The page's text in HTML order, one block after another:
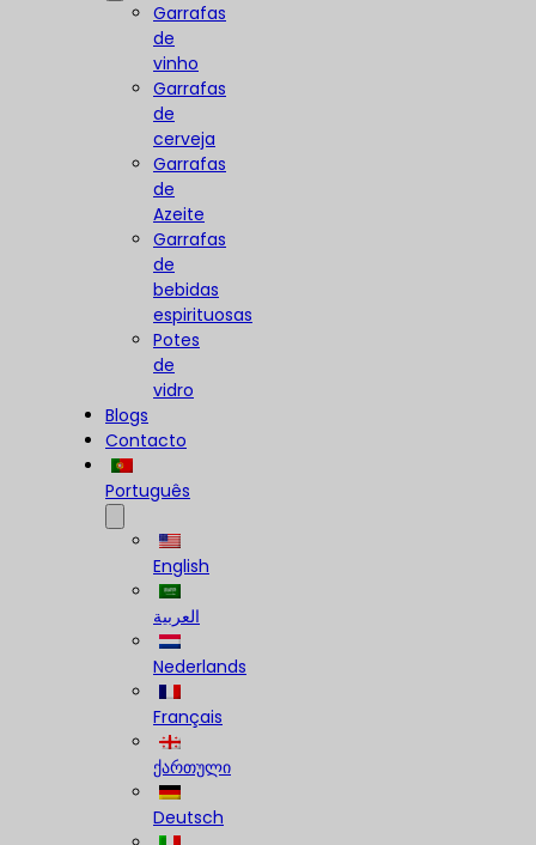
Garrafas
de
vinho
Garrafas
de
cerveja
Garrafas
de
Azeite
Garrafas
de
bebidas
espirituosas
Potes
de
vidro
Blogs
Contacto
Português
English
العربية
Nederlands
Français
ქართული
Deutsch